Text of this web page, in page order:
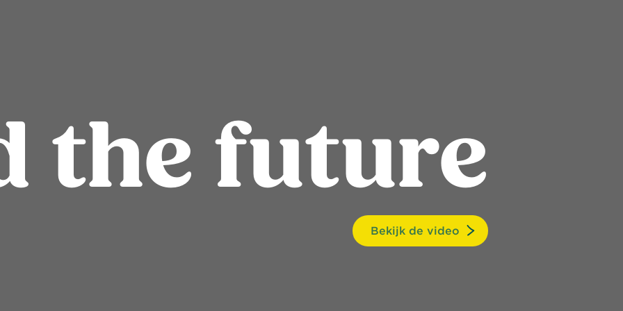
the future
Bekijk de video